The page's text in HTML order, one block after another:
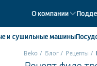
О компании
и сушильные машины
Beko Блог Рецепты